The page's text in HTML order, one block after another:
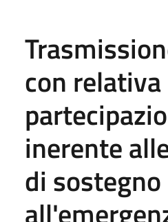
con
inerente
di sostegno